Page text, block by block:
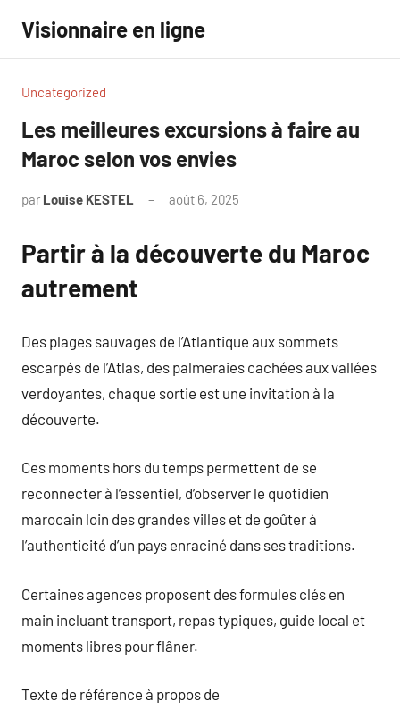
contenu
Visionnaire en ligne
Uncategorized
Les meilleures excursions à faire au
Maroc selon vos envies
par Louise KESTEL août 6, 2025
Partir à la découverte du Maroc
autrement
Des plages sauvages de l’Atlantique aux sommets
escarpés de l’Atlas, des palmeraies cachées aux vallées
verdoyantes, chaque sortie est une invitation à la
découverte.
Ces moments hors du temps permettent de se
reconnecter à l’essentiel, d’observer le quotidien
marocain loin des grandes villes et de goûter à
l’authenticité d’un pays enraciné dans ses traditions.
Certaines agences proposent des formules clés en
main incluant transport, repas typiques, guide local et
moments libres pour flâner.
Texte de référence à propos de